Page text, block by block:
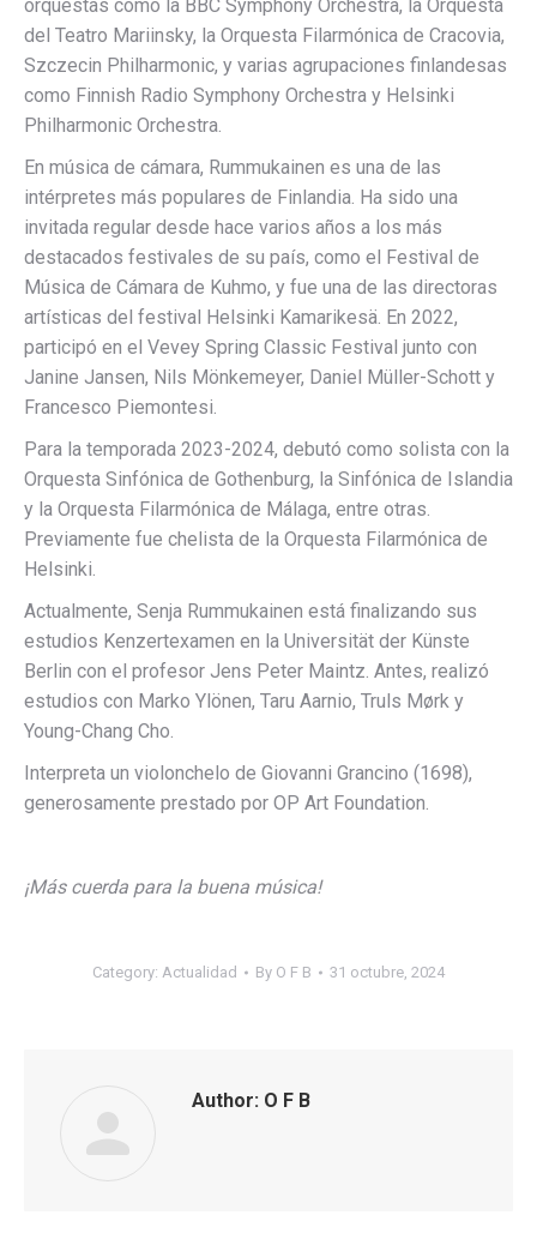
orquestas como la BBC Symphony Orchestra, la Orquesta
del Teatro Mariinsky, la Orquesta Filarmónica de Cracovia,
Szczecin Philharmonic, y varias agrupaciones finlandesas
como Finnish Radio Symphony Orchestra y Helsinki
Philharmonic Orchestra.
En música de cámara, Rummukainen es una de las
intérpretes más populares de Finlandia. Ha sido una
invitada regular desde hace varios años a los más
destacados festivales de su país, como el Festival de
Música de Cámara de Kuhmo, y fue una de las directoras
artísticas del festival Helsinki Kamarikesä. En 2022,
participó en el Vevey Spring Classic Festival junto con
Janine Jansen, Nils Mönkemeyer, Daniel Müller-Schott y
Francesco Piemontesi.
Para la temporada 2023-2024, debutó como solista con la
Orquesta Sinfónica de Gothenburg, la Sinfónica de Islandia
y la Orquesta Filarmónica de Málaga, entre otras.
Previamente fue chelista de la Orquesta Filarmónica de
Helsinki.
Actualmente, Senja Rummukainen está finalizando sus
estudios Kenzertexamen en la Universität der Künste
Berlin con el profesor Jens Peter Maintz. Antes, realizó
estudios con Marko Ylönen, Taru Aarnio, Truls Mørk y
Young-Chang Cho.
Interpreta un violonchelo de Giovanni Grancino (1698),
generosamente prestado por OP Art Foundation.
¡Más cuerda para la buena música!
Category: Actualidad By O F B 31 octubre, 2024
Author: O F B